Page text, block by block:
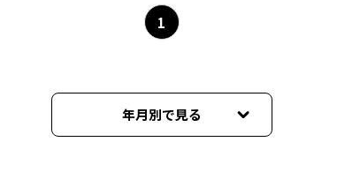
1
年月別で見る